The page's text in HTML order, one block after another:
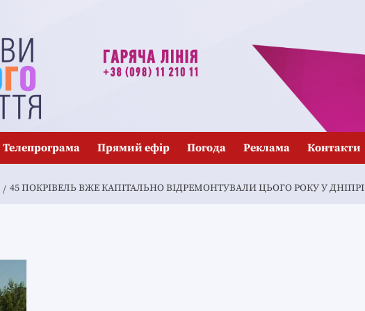
Телепрограма Прямий ефір Погода Реклама Контакти
45 ПОКРІВЕЛЬ ВЖЕ КАПІТАЛЬНО ВІДРЕМОНТУВАЛИ ЦЬОГО РОКУ У ДНІПРІ